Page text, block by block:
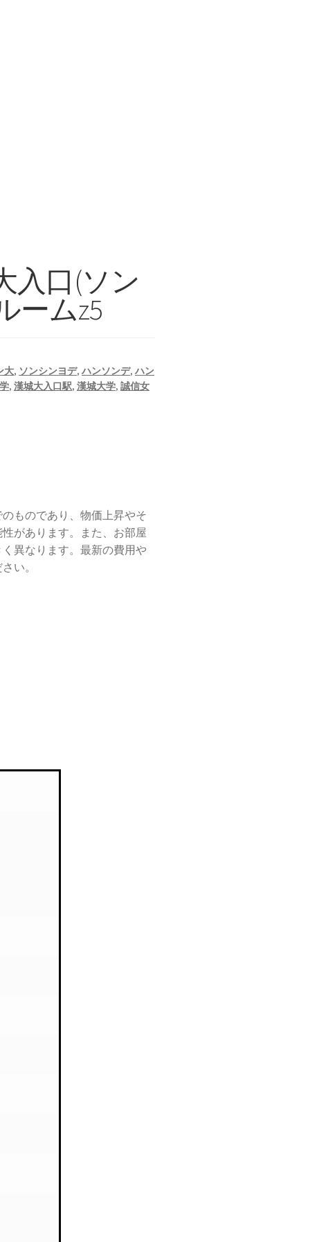
入口(ソン
ームz5
大, ソンシンヨデ, ハンソンデ, ハン
, 漢城大入口駅, 漢城大学, 誠信女
ものであり、物価上昇やそ
があります。また、お部屋
異なります。最新の費用や
い。